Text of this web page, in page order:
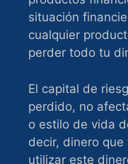
situación
cualquier
perder todo tu
El capital de
perdido, no
o estilo de vida
decir, dinero
utilizar este